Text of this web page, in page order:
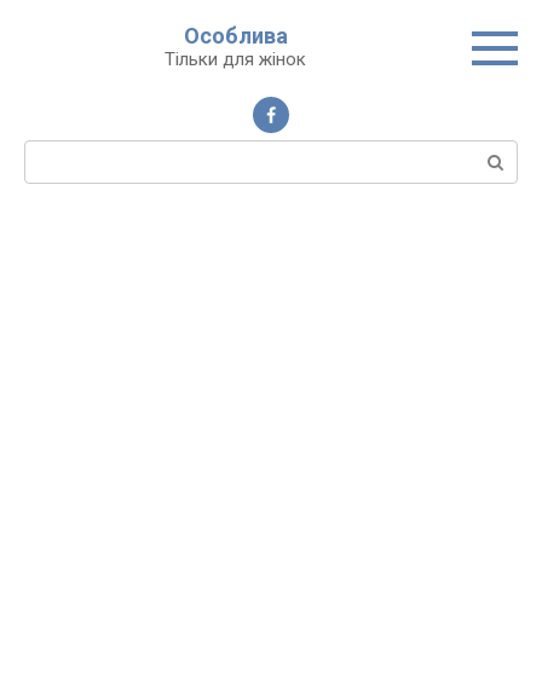
Особлива
Тільки для жінок
Пошук: